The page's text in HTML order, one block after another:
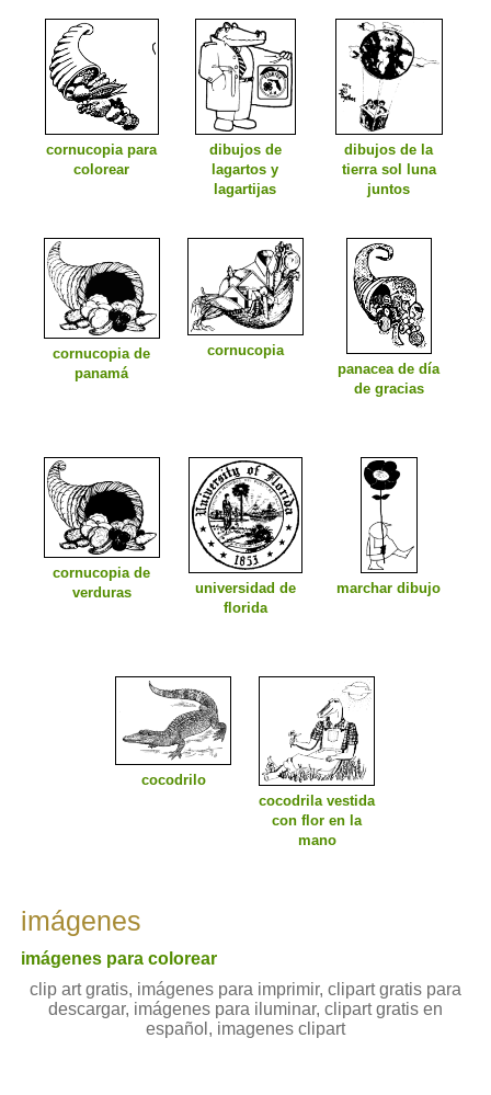
cornucopia para
colorear
dibujos de
lagartos y
lagartijas
dibujos de la
tierra sol luna
juntos
cornucopia de
panamá
cornucopia
panacea de día
de gracias
cornucopia de
verduras
universidad de
florida
marchar dibujo
cocodrilo
cocodrila vestida
con flor en la
mano
imágenes
imágenes para colorear
clip art gratis, imágenes para imprimir, clipart gratis para
descargar, imágenes para iluminar, clipart gratis en
español, imagenes clipart